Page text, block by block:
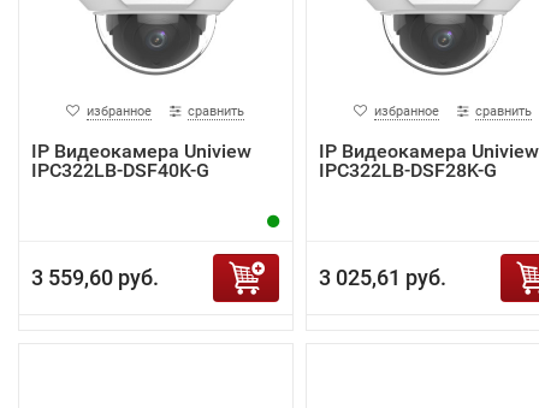
избранное сравнить
IP Видеокамера Uniview
IPC322LB-DSF40K-G
3 559,60 руб.
избранное сравнить
IP Видеокамера Uniview
IPC322LB-DSF28K-G
3 025,61 руб.